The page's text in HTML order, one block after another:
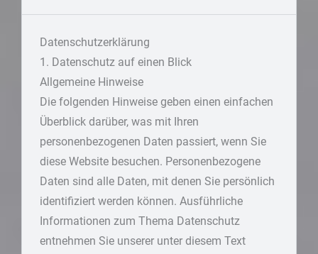
Datenschutz­erklärung
1. Datenschutz auf einen Blick
Allgemeine Hinweise
Die folgenden Hinweise geben einen einfachen
Überblick darüber, was mit Ihren
personenbezogenen Daten passiert, wenn Sie
diese Website besuchen. Personenbezogene
Daten sind alle Daten, mit denen Sie persönlich
identifiziert werden können. Ausführliche
Informationen zum Thema Datenschutz
entnehmen Sie unserer unter diesem Text